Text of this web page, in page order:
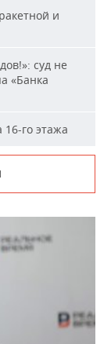
и
суд не
«Банка
го этажа